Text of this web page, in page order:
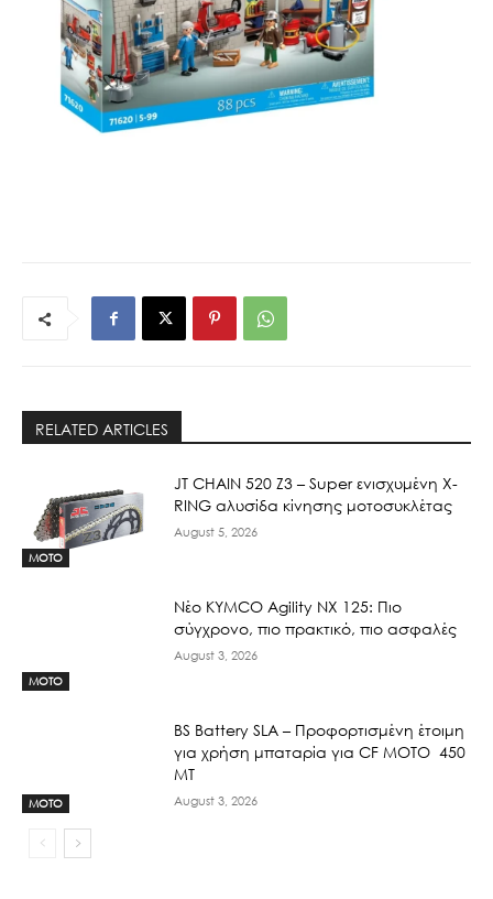
RELATED ARTICLES
MOTO
JT CHAIN 520 Ζ3 – Super ενισχυμένη X-
RING αλυσίδα κίνησης μοτοσυκλέτας
August 5, 2026
MOTO
Νέο KYMCO Agility NX 125: Πιο
σύγχρονο, πιο πρακτικό, πιο ασφαλές
August 3, 2026
MOTO
BS Battery SLA – Προφορτισμένη έτοιμη
για χρήση μπαταρία για CF MOTO 450
MT
August 3, 2026